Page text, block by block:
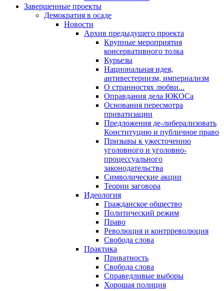
Завершенные проекты
Демократия в осаде
Новости
Архив предыдущего проекта
Крупные мероприятия
консервативного толка
Курьезы
Национальная идея,
антивестернизм, империализм
О странностях любви...
Оправдания дела ЮКОСа
Основания пересмотра
приватизации
Предложения де-либерализовать
Конституцию и публичное право
Призывы к ужесточению
уголовного и уголовно-
процессуального
законодательства
Символические акции
Теории заговора
Идеология
Гражданское общество
Политический режим
Право
Революция и контрреволюция
Свобода слова
Практика
Приватность
Свобода слова
Справедливые выборы
Хорошая полиция